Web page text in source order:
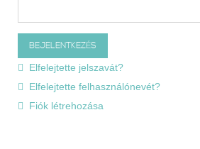
Elfelejtette jelszavát?
Elfelejtette felhasználónevét?
Fiók létrehozása